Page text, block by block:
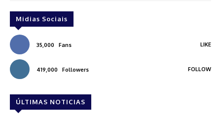
Midias Sociais
35,000 Fans LIKE
419,000 Followers FOLLOW
ÚLTIMAS NOTICIAS